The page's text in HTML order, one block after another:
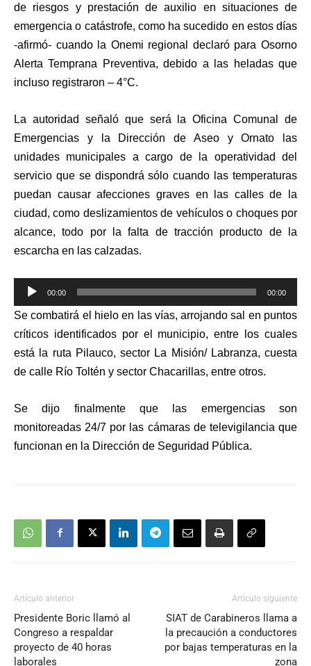
de riesgos y prestación de auxilio en situaciones de
emergencia o catástrofe, como ha sucedido en estos días
-afirmó- cuando la Onemi regional declaró para Osorno
Alerta Temprana Preventiva, debido a las heladas que
incluso registraron – 4°C.
La autoridad señaló que será la Oficina Comunal de
Emergencias y la Dirección de Aseo y Ornato las
unidades municipales a cargo de la operatividad del
servicio que se dispondrá sólo cuando las temperaturas
puedan causar afecciones graves en las calles de la
ciudad, como deslizamientos de vehículos o choques por
alcance, todo por la falta de tracción producto de la
escarcha en las calzadas.
Reproductor
de
audio
00:00 00:00
Se combatirá el hielo en las vías, arrojando sal en puntos
críticos identificados por el municipio, entre los cuales
está la ruta Pilauco, sector La Misión/ Labranza, cuesta
de calle Río Toltén y sector Chacarillas, entre otros.
Se dijo finalmente que las emergencias son
monitoreadas 24/7 por las cámaras de televigilancia que
funcionan en la Dirección de Seguridad Pública.
Artículo anterior
Presidente Boric llamó al
Congreso a respaldar
proyecto de 40 horas
laborales
Artículo siguiente
SIAT de Carabineros llama a
la precaución a conductores
por bajas temperaturas en la
zona